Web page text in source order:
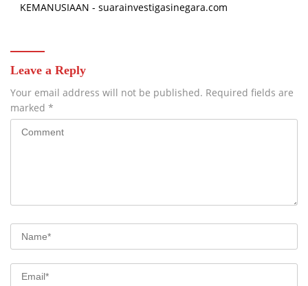
KEMANUSIAAN - suarainvestigasinegara.com
Leave a Reply
Your email address will not be published. Required fields are
marked *